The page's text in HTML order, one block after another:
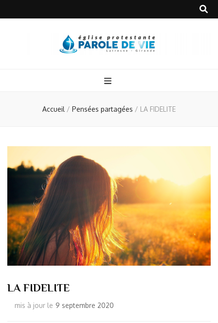
Accueil / Pensées partagées / LA FIDELITE
LA FIDELITE
mis à jour le 9 septembre 2020